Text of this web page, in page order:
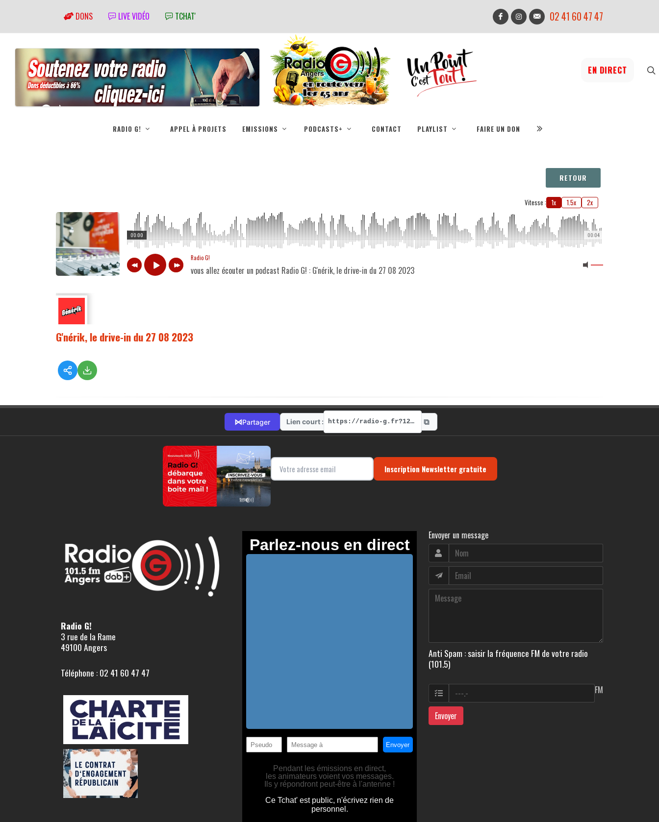
DONS LIVE VIDÉO TCHAT' 02 41 60 47 47
EN DIRECT
RADIO G! APPEL À PROJETS EMISSIONS PODCASTS+ CONTACT PLAYLIST FAIRE UN DON
RETOUR
Vitesse : 1x 1.5x 2x
00:04
00:00
Radio G!
vous allez écouter un podcast Radio G! : G'nérik, le drive-in du 27 08 2023
G'nérik, le drive-in du 27 08 2023
⋈Partager Lien court : https://radio-g.fr?12285 ⧉
Inscription Newsletter gratuite
Radio G!
3 rue de la Rame
49100 Angers
Téléphone : 02 41 60 47 47
Envoyer un message
Anti Spam : saisir la fréquence FM de votre radio
(101.5)
FM
Envoyer